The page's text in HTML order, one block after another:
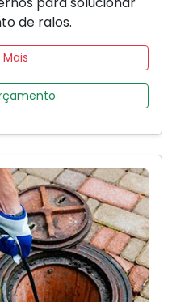
de ralos.